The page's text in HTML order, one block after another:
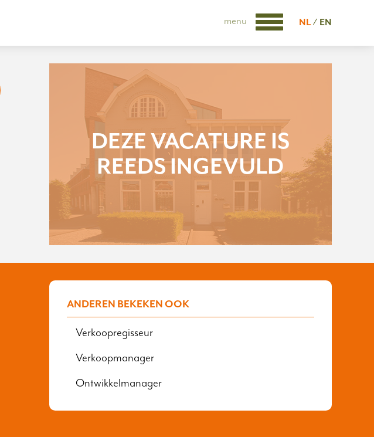
menu NL EN
DEZE VACATURE IS
REEDS INGEVULD
ANDEREN BEKEKEN OOK
Verkoopregisseur
Verkoopmanager
Ontwikkelmanager